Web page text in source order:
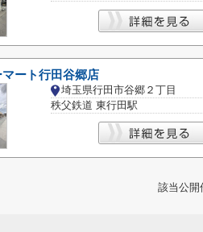
マート行田谷郷店
埼玉県行田市谷郷２丁目
秩父鉄道 東行田駅
該当公開